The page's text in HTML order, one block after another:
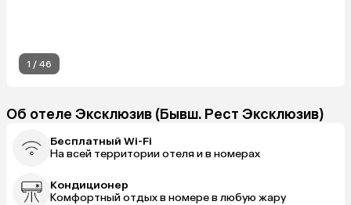
1 / 46
Об отеле Эксклюзив (Бывш. Рест Эксклюзив)
Бесплатный Wi-Fi
На всей территории отеля и в номерах
Кондиционер
Комфортный отдых в номере в любую жару